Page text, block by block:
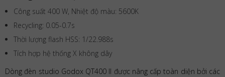
Công suất 400 W, Nhiệt độ màu: 5600K
Recycling: 0.05-0.7s
Thời lượng flash HSS: 1/22.988s
Tích hợp hệ thống X không dây
Dòng đèn studio Godox QT400 II được nâng cấp toàn diện bởi các